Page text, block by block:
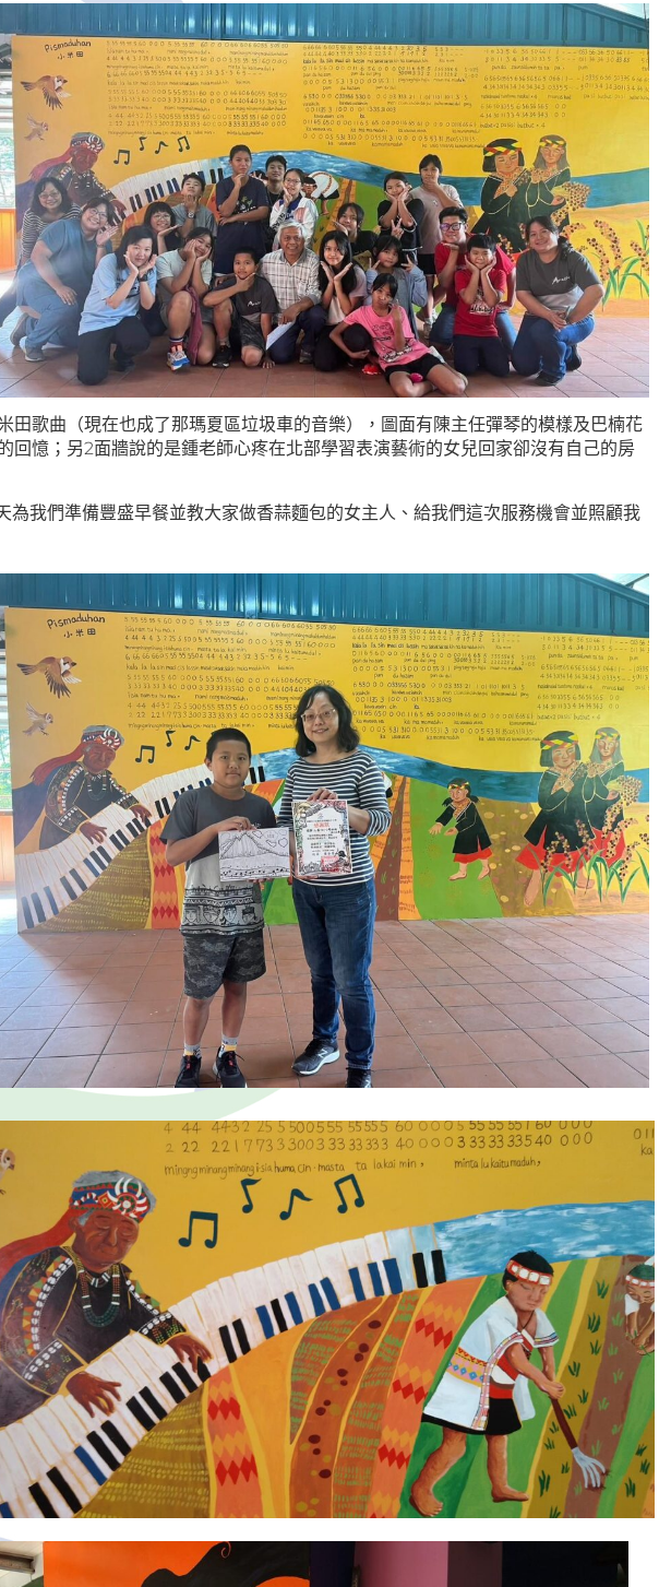
歌曲（現在也成了那瑪夏區垃圾車的音樂），圖面有陳主任彈琴的模樣及巴楠花
憶；另2面牆說的是鍾老師心疼在北部學習表演藝術的女兒回家卻沒有自己的房
我們準備豐盛早餐並教大家做香蒜麵包的女主人、給我們這次服務機會並照顧我